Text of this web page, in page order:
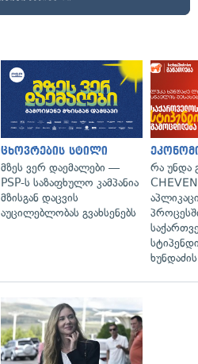
ცხოვრების სტილი
მზეს ვერ დაემალები —
PSP-ს საზაფხულო კამპანია
მზისგან დაცვის
აუცილებლობას გვახსენებს
რა უნდა